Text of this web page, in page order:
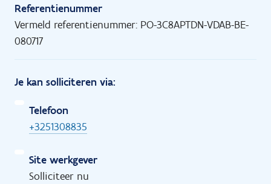
Referentienummer
Vermeld referentienummer: PO-3C8APTDN-VDAB-BE-
080717
Je kan solliciteren via:
Telefoon
+3251308835
Site werkgever
Solliciteer nu